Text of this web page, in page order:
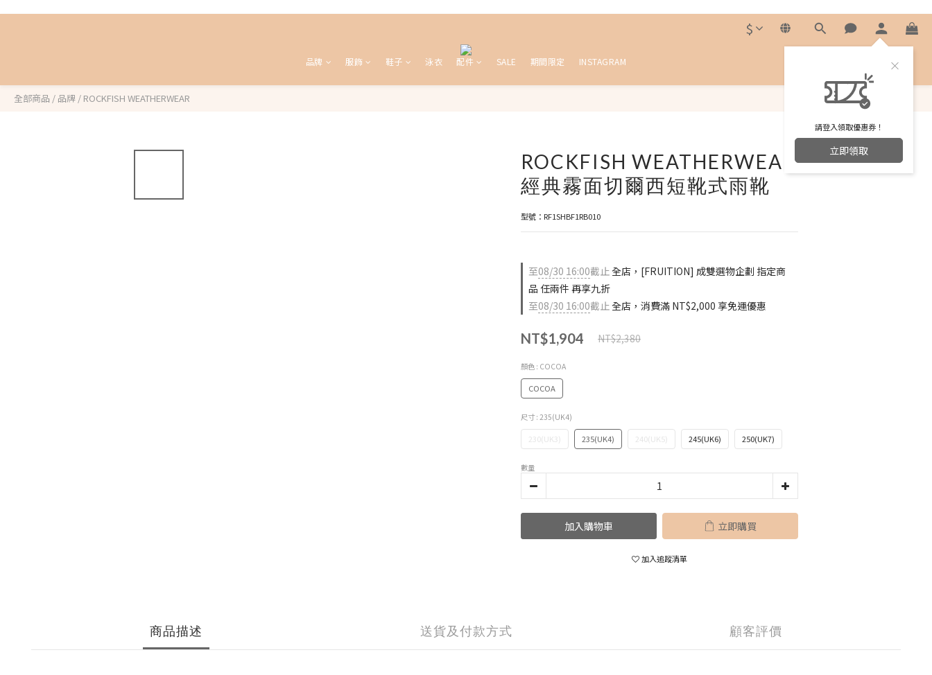
$
請登入領取優惠券！
立即領取
品牌 服飾 鞋子 泳衣 配件 SALE 期間限定 INSTAGRAM
全部商品 / 品牌 / ROCKFISH WEATHERWEAR
ROCKFISH WEATHERWEAR
經典霧面切爾西短靴式雨靴
型號：RF1SHBF1RB010
至08/30 16:00截止全店，[FRUITION] 成雙選物企劃 指定商
品 任兩件 再享九折
至08/30 16:00截止全店，消費滿 NT$2,000 享免運優惠
NT$1,904 NT$2,380
顏色 : COCOA
COCOA
尺寸 : 235(UK4)
230(UK3) 235(UK4) 240(UK5) 245(UK6) 250(UK7)
數量
加入購物車 立即購買
加入追蹤清單
商品描述 送貨及付款方式 顧客評價